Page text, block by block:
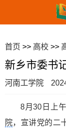
首页 >> 高校 >>
新乡市委书
河南工学院
8月30日上
院，宣讲党的二